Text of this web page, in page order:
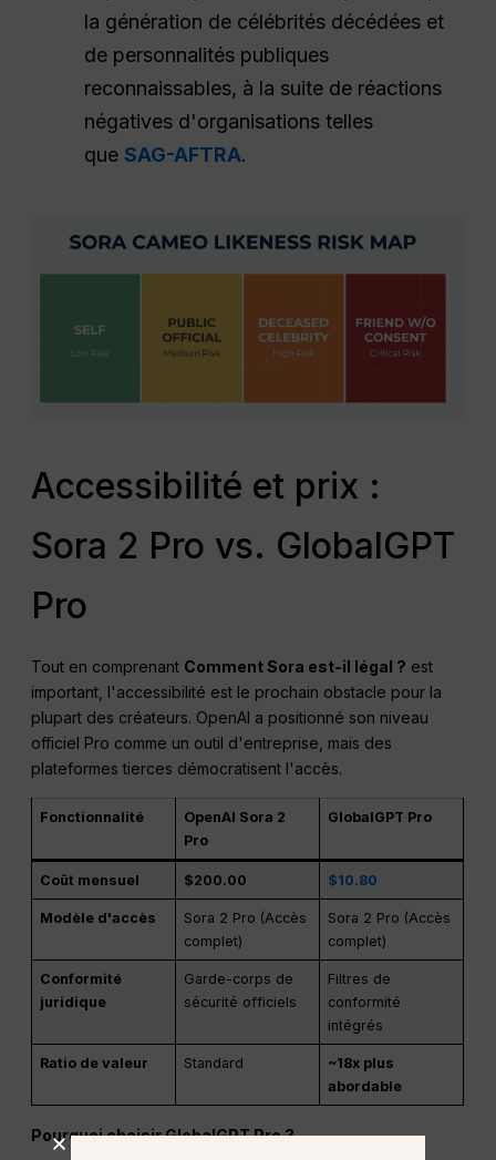
la génération de célébrités décédées et
de personnalités publiques
reconnaissables, à la suite de réactions
négatives d'organisations telles
que SAG-AFTRA.
Accessibilité et prix :
Sora 2 Pro vs. GlobalGPT
Pro
Tout en comprenant Comment Sora est-il légal ? est
important, l'accessibilité est le prochain obstacle pour la
plupart des créateurs. OpenAI a positionné son niveau
officiel Pro comme un outil d'entreprise, mais des
plateformes tierces démocratisent l'accès.
Fonctionnalité
OpenAI Sora 2
Pro
GlobalGPT Pro
Coût mensuel $200.00 $10.80
Modèle d'accès
Sora 2 Pro (Accès
complet)
Sora 2 Pro (Accès
complet)
Conformité
juridique
Garde-corps de
sécurité officiels
Filtres de
conformité
intégrés
Ratio de valeur Standard
~18x plus
abordable
Pourquoi choisir GlobalGPT Pro ?